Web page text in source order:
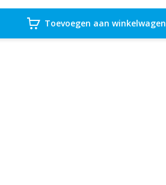
Toevoegen aan winkelwagen